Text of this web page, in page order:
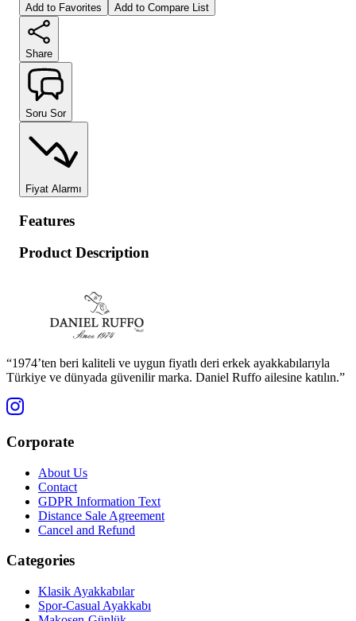
Add to Favorites Add to Compare List
Share
Soru Sor
Fiyat Alarmı
Features
Product Description
“1974’ten beri kaliteli ve uygun fiyatlı deri erkek ayakkabılarıyla
Türkiye ve dünyada güvenilir marka. Daniel Ruffo ailesine katılın.”
Corporate
About Us
Contact
GDPR Information Text
Distance Sale Agreement
Cancel and Refund
Categories
Klasik Ayakkabılar
Spor-Casual Ayakkabı